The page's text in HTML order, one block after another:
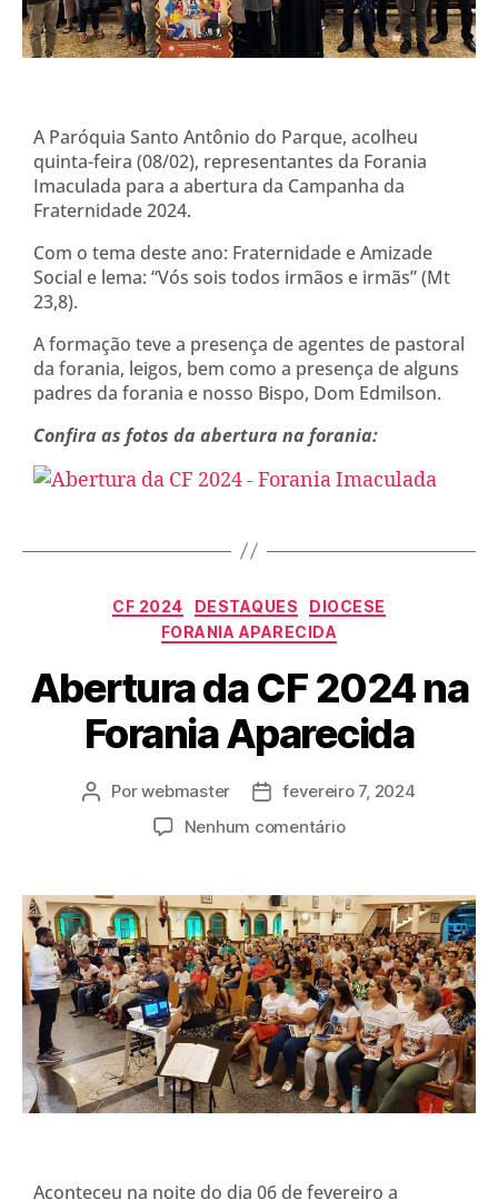
A Paróquia Santo Antônio do Parque, acolheu
quinta-feira (08/02), representantes da Forania
Imaculada para a abertura da Campanha da
Fraternidade 2024.
Com o tema deste ano: Fraternidade e Amizade
Social e lema: “Vós sois todos irmãos e irmãs” (Mt
23,8).
A formação teve a presença de agentes de pastoral
da forania, leigos, bem como a presença de alguns
padres da forania e nosso Bispo, Dom Edmilson.
Confira as fotos da abertura na forania:
CF 2024 DESTAQUES
DIOCESE
FORANIA APARECIDA
Abertura da CF 2024 na
Forania Aparecida
Porwebmaster
fevereiro 7, 2024
Nenhum comentário
Aconteceu na noite do dia 06 de fevereiro a